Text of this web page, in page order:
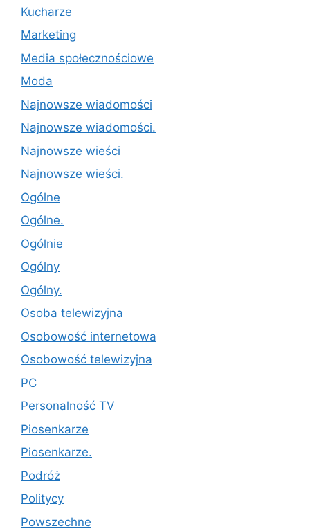
Kucharze
Marketing
Media społecznościowe
Moda
Najnowsze wiadomości
Najnowsze wiadomości.
Najnowsze wieści
Najnowsze wieści.
Ogólne
Ogólne.
Ogólnie
Ogólny
Ogólny.
Osoba telewizyjna
Osobowość internetowa
Osobowość telewizyjna
PC
Personalność TV
Piosenkarze
Piosenkarze.
Podróż
Politycy
Powszechne